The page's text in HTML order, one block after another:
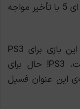
گسترده‌تر و به اصطلاح بهینه‌تر جی تی ای 5 با تأخیر مواجه
بیش از 8 سال از نخستین عرضه‌ی این بازی برای PS3
می‌گذرد. بله اشتباه تایپی نبوده است، PS3! حال برای
این عنوان فسیل